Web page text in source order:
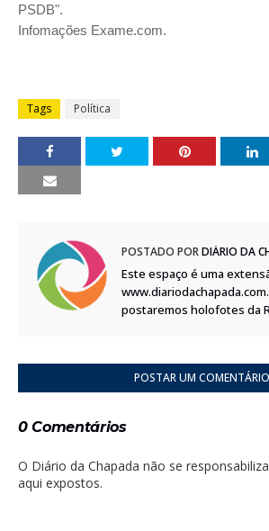
PSDB".
Infomações Exame.com.
Tags Política
POSTADO PORDIÁRIO DA
Este espaço é uma
postaremos holofotes da
POSTAR UM COMENTÁRIO
0 Comentários
O Diário da Chapada não se
aqui expostos.